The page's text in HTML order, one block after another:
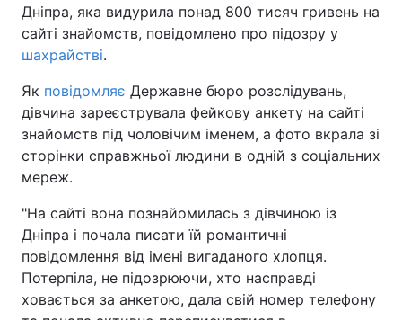
Дніпра, яка видурила понад 800 тисяч гривень на
сайті знайомств, повідомлено про підозру у
шахрайстві.
Як повідомляє Державне бюро розслідувань,
дівчина зареєструвала фейкову анкету на сайті
знайомств під чоловічим іменем, а фото вкрала зі
сторінки справжньої людини в одній з соціальних
мереж.
"На сайті вона познайомилась з дівчиною із
Дніпра і почала писати їй романтичні
повідомлення від імені вигаданого хлопця.
Потерпіла, не підозрюючи, хто насправді
ховається за анкетою, дала свій номер телефону